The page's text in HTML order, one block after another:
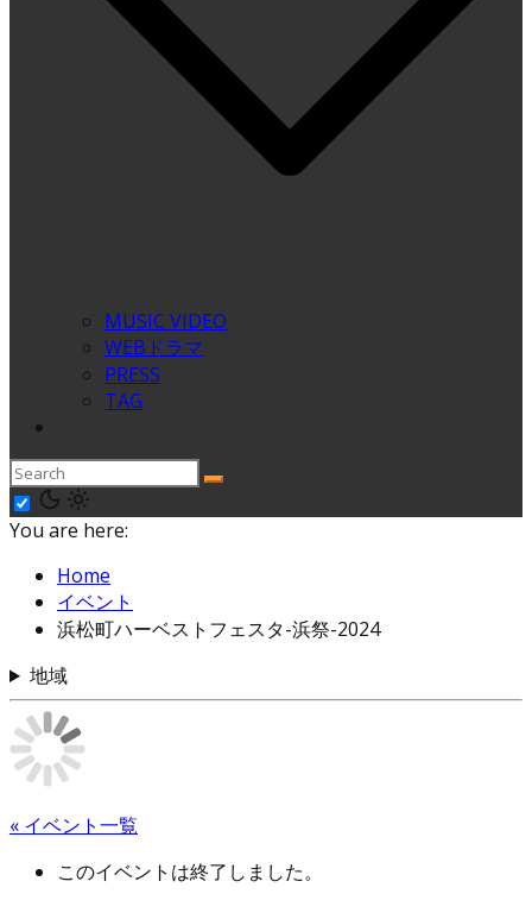
MUSIC VIDEO
WEBドラマ
PRESS
TAG
You are here:
Home
イベント
浜松町ハーベストフェスタ-浜祭-2024
地域
« イベント一覧
このイベントは終了しました。